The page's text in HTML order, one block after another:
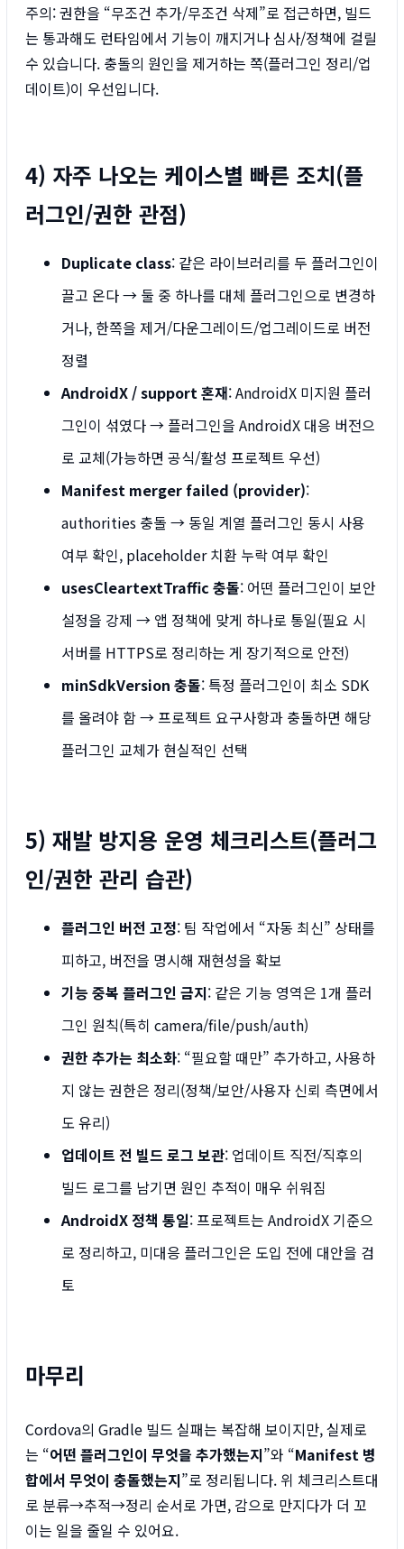
주의: 권한을 “무조건 추가/무조건 삭제”로 접근하면, 빌드
는 통과해도 런타임에서 기능이 깨지거나 심사/정책에 걸릴
수 있습니다. 충돌의 원인을 제거하는 쪽(플러그인 정리/업
데이트)이 우선입니다.
4) 자주 나오는 케이스별 빠른 조치(플
러그인/권한 관점)
Duplicate class: 같은 라이브러리를 두 플러그인이
끌고 온다 → 둘 중 하나를 대체 플러그인으로 변경하
거나, 한쪽을 제거/다운그레이드/업그레이드로 버전
정렬
AndroidX / support 혼재: AndroidX 미지원 플러
그인이 섞였다 → 플러그인을 AndroidX 대응 버전으
로 교체(가능하면 공식/활성 프로젝트 우선)
Manifest merger failed (provider):
authorities 충돌 → 동일 계열 플러그인 동시 사용
여부 확인, placeholder 치환 누락 여부 확인
usesCleartextTraffic 충돌: 어떤 플러그인이 보안
설정을 강제 → 앱 정책에 맞게 하나로 통일(필요 시
서버를 HTTPS로 정리하는 게 장기적으로 안전)
minSdkVersion 충돌: 특정 플러그인이 최소 SDK
를 올려야 함 → 프로젝트 요구사항과 충돌하면 해당
플러그인 교체가 현실적인 선택
5) 재발 방지용 운영 체크리스트(플러그
인/권한 관리 습관)
플러그인 버전 고정: 팀 작업에서 “자동 최신” 상태를
피하고, 버전을 명시해 재현성을 확보
기능 중복 플러그인 금지: 같은 기능 영역은 1개 플러
그인 원칙(특히 camera/file/push/auth)
권한 추가는 최소화: “필요할 때만” 추가하고, 사용하
지 않는 권한은 정리(정책/보안/사용자 신뢰 측면에서
도 유리)
업데이트 전 빌드 로그 보관: 업데이트 직전/직후의
빌드 로그를 남기면 원인 추적이 매우 쉬워짐
AndroidX 정책 통일: 프로젝트는 AndroidX 기준으
로 정리하고, 미대응 플러그인은 도입 전에 대안을 검
토
마무리
Cordova의 Gradle 빌드 실패는 복잡해 보이지만, 실제로
는 “어떤 플러그인이 무엇을 추가했는지”와 “Manifest 병
합에서 무엇이 충돌했는지”로 정리됩니다. 위 체크리스트대
로 분류→추적→정리 순서로 가면, 감으로 만지다가 더 꼬
이는 일을 줄일 수 있어요.